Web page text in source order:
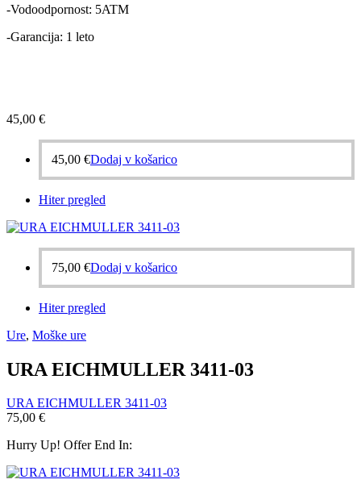
-Vodoodpornost: 5ATM
-Garancija: 1 leto
45,00 €
45,00 €Dodaj v košarico
Hiter pregled
75,00 €Dodaj v košarico
Hiter pregled
Ure, Moške ure
URA EICHMULLER 3411-03
URA EICHMULLER 3411-03
75,00 €
Hurry Up! Offer End In: